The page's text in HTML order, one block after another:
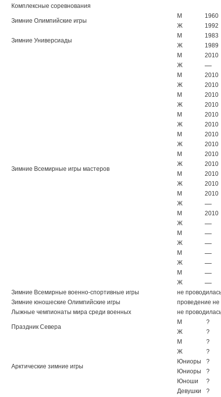
Комплексные соревнования
Зимние Олимпийские игры
М
1960
Ж
1992
Зимние Универсиады
М
1983
Ж
1989
Зимние Всемирные игры мастеров
М
2010
Ж
—
М
2010
Ж
2010
М
2010
Ж
2010
М
2010
Ж
2010
М
2010
Ж
2010
М
2010
Ж
2010
М
2010
Ж
2010
М
2010
Ж
—
М
2010
Ж
—
М —
Ж —
М —
Ж —
М —
Ж —
Зимние Всемирные военно-спортивные игры
не
Зимние юношеские Олимпийские игры
проведение не
Лыжные чемпионаты мира среди военных
не
Праздник Севера
М
?
Ж
?
Арктические зимние игры
М
?
Ж
?
Юниоры
?
Юниоры
?
Юноши
?
Девушки
?